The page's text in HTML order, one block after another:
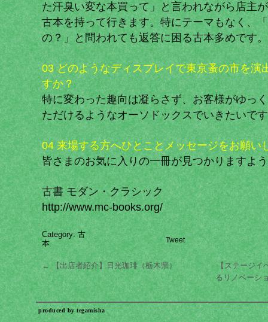
た汗臭い変な本買って」と言われながら店主
古本を持って行きます。特にテーマもなく、
の？」と問われても返答に困る古本多めです。
03 どのようなディスプレイで東京蚤の市を演
すか？
特に変わった趣向は凝らさず、お客様がゆっ
ただけるようなオーソドックスでいきたいで
04 来場する方へひとことメッセージをお願い
皆さまのお気に入りの一冊が見つかりますよ
古書 モダン・クラシック
http://www.mc-books.org/
Category:古
本
Tweet
←【出店者紹介】日光珈琲（栃木県）
【ステージイ
るリノベーシ
produced bytegamisha